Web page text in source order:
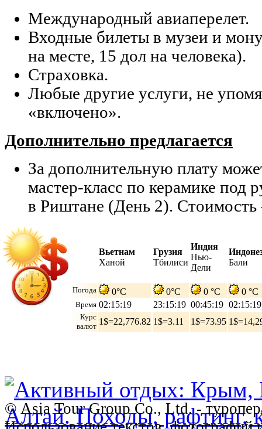
Международный авиаперелет.
Входные билеты в музеи и
на месте, 15 дол на человека).
Страховка.
Любые другие услуги, не
«включено».
Дополнительно предлагается
За дополнительную плату
мастер-класс по керамике под
в Риштане (День 2). Стоимость
Вьетнам
Ханой
Грузия
Тбилиси
Индия
Нью-
Дели
Бали
Погода 0°C 0°C 0 °C 0 °C
Время 02:15:20 23:15:20 00:45:20 02:15:20
Курс
валют 1$=22,776.82 1$=3.11 1$=73.95
© Asia Tour Group Co., Ltd. -